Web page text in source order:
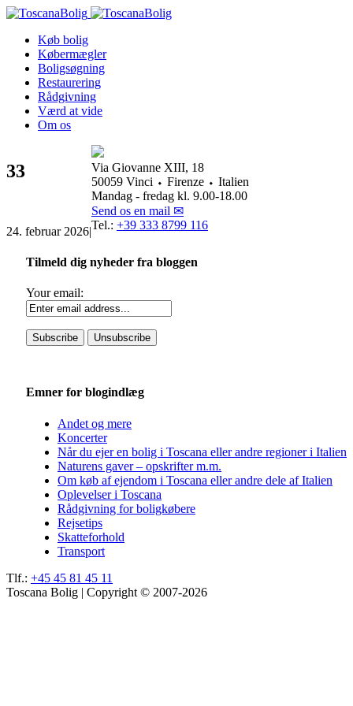
Køb bolig
Købermægler
Boligsøgning
Restaurering
Rådgivning
Værd at vide
Om os
33
24. februar 2026|
Tilmeld dig nyheder fra bloggen
Your email:
Emner for blogindlæg
Andet og mere
Koncerter
Når du ejer en bolig i Toscana eller andre regioner i Italien
Naturens gaver – opskrifter m.m.
Om køb af ejendom i Toscana eller andre dele af Italien
Oplevelser i Toscana
Rådgivning for boligkøbere
Rejsetips
Skatteforhold
Transport
Via Giovanne XIII, 18
50059 Vinci ⬩ Firenze ⬩ Italien
Mandag - fredag kl. 9.00-18.00
Send os en mail ✉
Tel.: +39 333 8799 116
Tlf.: +45 45 81 45 11
Toscana Bolig | Copyright © 2007-2026